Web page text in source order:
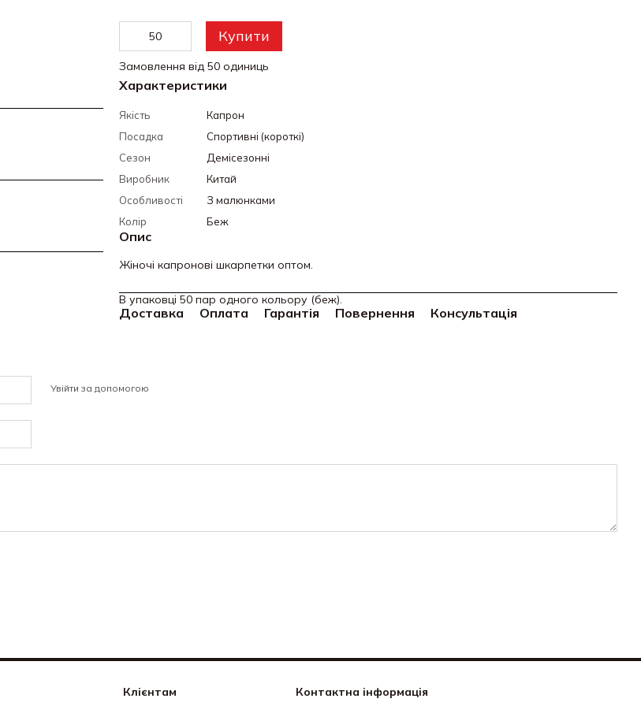
Купити
Замовлення від 50 одиниць
Характеристики
Якість
Капрон
Посадка
Спортивні (короткі)
Сезон
Демісезонні
Виробник
Китай
Особливості
З малюнками
Колір
Беж
Опис
Жіночі капронові шкарпетки оптом.
В упаковці 50 пар одного кольору (беж).
Доставка Оплата Гарантія Повернення Консультація
Увійти за допомогою
Клієнтам Контактна інформація